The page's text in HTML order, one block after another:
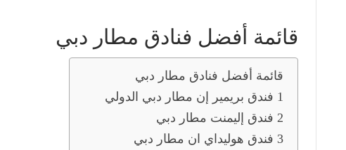
قائمة أفضل فنادق مطار دبي
قائمة أفضل فنادق مطار دبي
1 فندق بريمير إن مطار دبي الدولي
2 فندق إليمنت مطار دبي
3 فندق هوليداي ان مطار دبي